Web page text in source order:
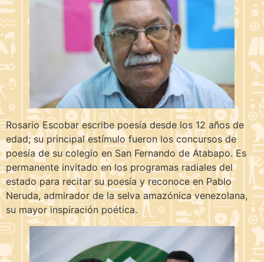
Rosario Escobar escribe poesía desde los 12 años de
edad; su principal estímulo fueron los concursos de
poesía de su colegio en San Fernando de Atabapo. Es
permanente invitado en los programas radiales del
estado para recitar su poesía y reconoce en Pablo
Neruda, admirador de la selva amazónica venezolana,
su mayor inspiración poética.